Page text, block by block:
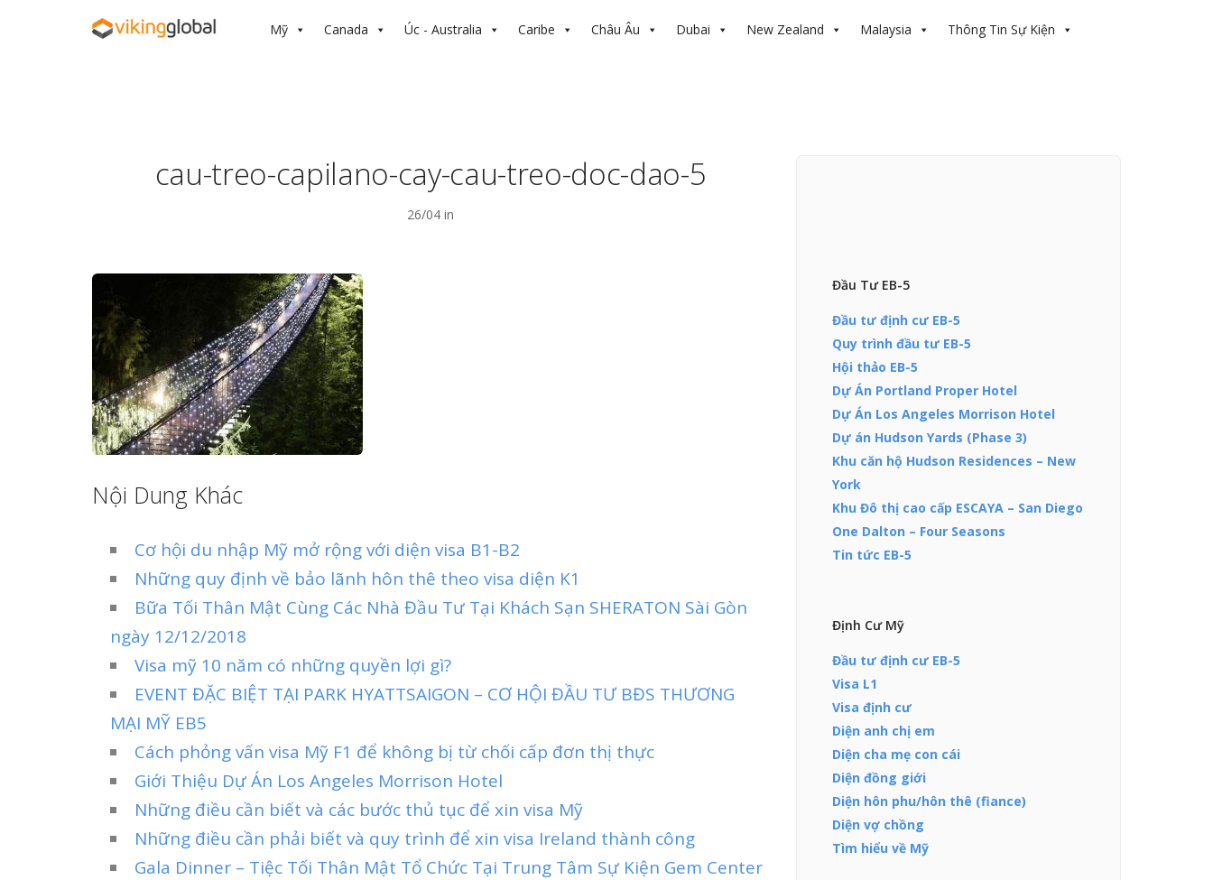
Mỹ Canada Úc - Australia Caribe Châu Âu Dubai New Zealand Malaysia Thông Tin Sự Kiện
cau-treo-capilano-cay-cau-treo-doc-dao-5
26/04 in
Nội Dung Khác
Cơ hội du nhập Mỹ mở rộng với diện visa B1-B2
Những quy định về bảo lãnh hôn thê theo visa diện K1
Bữa Tối Thân Mật Cùng Các Nhà Đầu Tư Tại Khách Sạn SHERATON Sài Gòn
ngày 12/12/2018
Visa mỹ 10 năm có những quyền lợi gì?
EVENT ĐẶC BIỆT TẠI PARK HYATTSAIGON – CƠ HỘI ĐẦU TƯ BĐS THƯƠNG
MẠI MỸ EB5
Cách phỏng vấn visa Mỹ F1 để không bị từ chối cấp đơn thị thực
Giới Thiệu Dự Án Los Angeles Morrison Hotel
Những điều cần biết và các bước thủ tục để xin visa Mỹ
Những điều cần phải biết và quy trình để xin visa Ireland thành công
Gala Dinner – Tiệc Tối Thân Mật Tổ Chức Tại Trung Tâm Sự Kiện Gem Center
Đầu Tư EB-5
Đầu tư định cư EB-5
Quy trình đầu tư EB-5
Hội thảo EB-5
Dự Án Portland Proper Hotel
Dự Án Los Angeles Morrison Hotel
Dự án Hudson Yards (Phase 3)
Khu căn hộ Hudson Residences – New
York
Khu Đô thị cao cấp ESCAYA – San Diego
One Dalton – Four Seasons
Tin tức EB-5
Định Cư Mỹ
Đầu tư định cư EB-5
Visa L1
Visa định cư
Diện anh chị em
Diện cha mẹ con cái
Diện đồng giới
Diện hôn phu/hôn thê (fiance)
Diện vợ chồng
Tìm hiểu về Mỹ